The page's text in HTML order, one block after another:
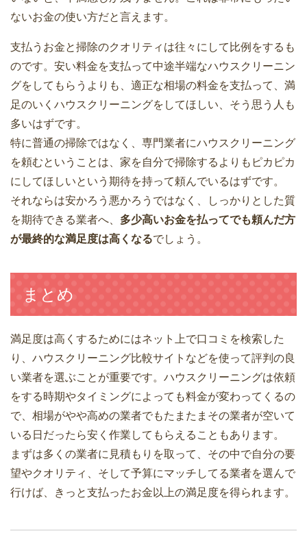
ないお金の使い方だと言えます。
支払うお金と掃除のクオリティは往々にして比例をするも
のです。安い料金を支払って中途半端なハウスクリーニン
グをしてもらうよりも、適正な相場の料金を支払って、満
足のいくハウスクリーニングをしてほしい、そう思う人も
多いはずです。
特に普通の掃除ではなく、専門業者にハウスクリーニング
を頼むということは、家を自分で掃除するよりもピカピカ
にしてほしいという期待を持って頼んでいるはずです。
それならは安かろう悪かろうではなく、しっかりとした質
を期待できる業者へ、 多少高いお金を払ってでも頼んだ方
が最終的な満足度は高くなるでしょう。
まとめ
満足度は高くするためにはネット上で口コミを検索した
り、ハウスクリーニング比較サイトなどを使って評判の良
い業者を選ぶことが重要です。ハウスクリーニングは依頼
をする時期やタイミングによっても料金が変わってくるの
で、相場がやや高めの業者でもたまたまその業者が空いて
いる日だったら安く作業してもらえることもあります。
まずは多くの業者に見積もりを取って、その中で自分の要
望やクオリティ、そして予算にマッチしてる業者を選んで
行けば、きっと支払ったお金以上の満足度を得られます。